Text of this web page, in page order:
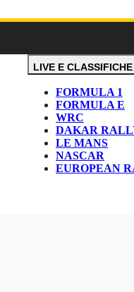
LIVE E CLASSIFICHE
FORMULA 1
FORMULA E
WRC
DAKAR
LE MANS
NASCAR
EUROPEAN